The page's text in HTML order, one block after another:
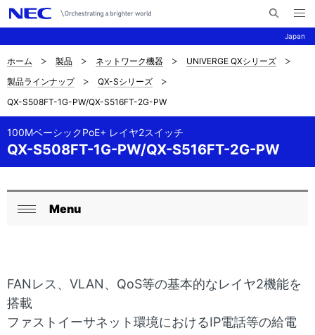
Japan
イ
メ
ニ
ュ
ナ
ビ
ゲ
ー
シ
サ
イ
ト
内
の
現
を
表
ホーム 製品 ネットワーク機器
UNIVERGE QXシリーズ
製品ラインナップ
QX-Sシリーズ
QX-S508FT-1G-PW/QX-S516FT-2G-PW
QX-S508FT-1G-PW/QX-S516FT-2G-PW
100MベーシックPoE+ レイヤ2スイッチ
ロ
ル
ナ
Menu
FANレス、VLAN、QoS等の基本的なレイヤ2機能を
搭載
ファストイーサネット環境におけるIP電話等の給電